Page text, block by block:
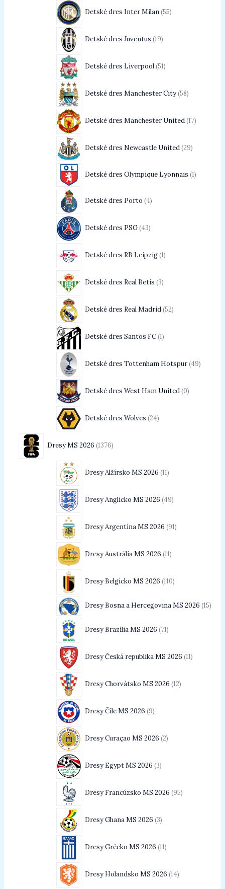
Detské dres Inter Milan 55
Detské dres Juventus 19
Detské dres Liverpool 51
Detské dres Manchester City 58
Detské dres Manchester United 17
Detské dres Newcastle United 29
Detské dres Olympique Lyonnais 1
Detské dres Porto 4
Detské dres PSG 43
Detské dres RB Leipzig 1
Detské dres Real Betis 3
Detské dres Real Madrid 52
Detské dres Santos FC 1
Detské dres Tottenham Hotspur 49
Detské dres West Ham United 0
Detské dres Wolves 24
Dresy MS 2026 1376
Dresy Alžírsko MS 2026 11
Dresy Anglicko MS 2026 49
Dresy Argentína MS 2026 91
Dresy Austrália MS 2026 11
Dresy Belgicko MS 2026 110
Dresy Bosna a Hercegovina MS 2026 15
Dresy Brazília MS 2026 71
Dresy Česká republika MS 2026 11
Dresy Chorvátsko MS 2026 12
Dresy Čile MS 2026 9
Dresy Curaçao MS 2026 2
Dresy Egypt MS 2026 3
Dresy Francúzsko MS 2026 95
Dresy Ghana MS 2026 3
Dresy Grécko MS 2026 11
Dresy Holandsko MS 2026 14